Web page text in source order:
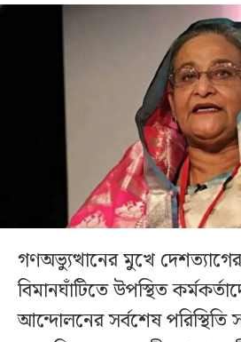
গণঅভ্যুত্থানের মুখে
বিমানঘাঁটিতে উপস্থিত
আন্দোলনের সর্বশেষ পরিস্থিতি